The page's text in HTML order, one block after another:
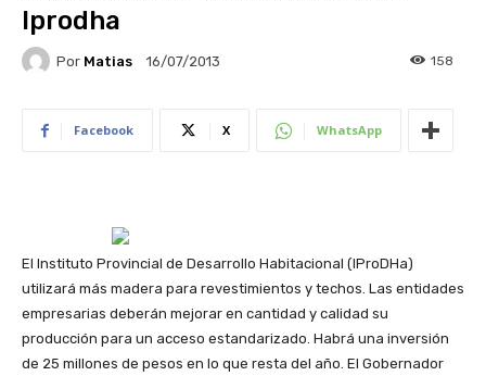
Iprodha
Por Matias 16/07/2013 158
Facebook X WhatsApp
El Instituto Provincial de Desarrollo Habitacional (IProDHa)
utilizará más madera para revestimientos y techos. Las entidades
empresarias deberán mejorar en cantidad y calidad su
producción para un acceso estandarizado. Habrá una inversión
de 25 millones de pesos en lo que resta del año. El Gobernador